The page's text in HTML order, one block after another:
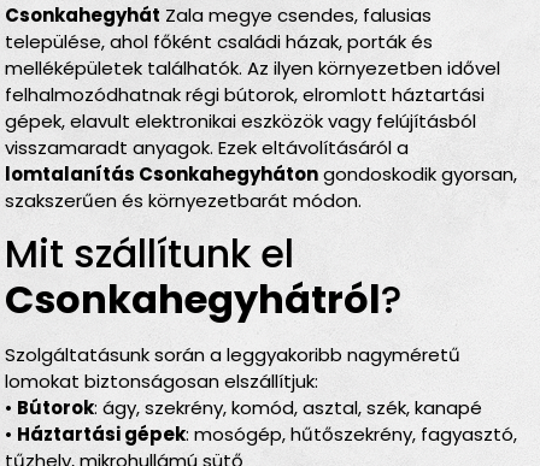
Csonkahegyhát Zala megye csendes, falusias
települése, ahol főként családi házak, porták és
melléképületek találhatók. Az ilyen környezetben idővel
felhalmozódhatnak régi bútorok, elromlott háztartási
gépek, elavult elektronikai eszközök vagy felújításból
visszamaradt anyagok. Ezek eltávolításáról a
lomtalanítás Csonkahegyhátongondoskodik gyorsan,
szakszerűen és környezetbarát módon.
Mit szállítunk el
Csonkahegyhátról?
Szolgáltatásunk során a leggyakoribb nagyméretű
lomokat biztonságosan elszállítjuk:
• Bútorok: ágy, szekrény, komód, asztal, szék, kanapé
• Háztartási gépek: mosógép, hűtőszekrény, fagyasztó,